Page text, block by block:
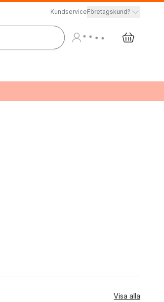
KundserviceFöretagskund?
Visa alla